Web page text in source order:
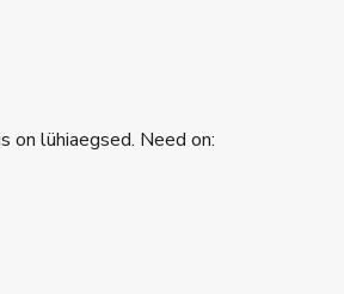
lühiaegsed. Need on: